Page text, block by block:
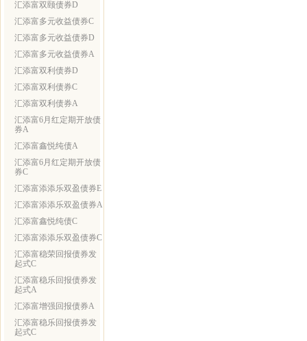
汇添富双颐债券D
汇添富多元收益债券C
汇添富多元收益债券D
汇添富多元收益债券A
汇添富双利债券D
汇添富双利债券C
汇添富双利债券A
汇添富6月红定期开放债
券A
汇添富鑫悦纯债A
汇添富6月红定期开放债
券C
汇添富添添乐双盈债券E
汇添富添添乐双盈债券A
汇添富鑫悦纯债C
汇添富添添乐双盈债券C
汇添富稳荣回报债券发
起式C
汇添富稳乐回报债券发
起式A
汇添富增强回报债券A
汇添富稳乐回报债券发
起式C